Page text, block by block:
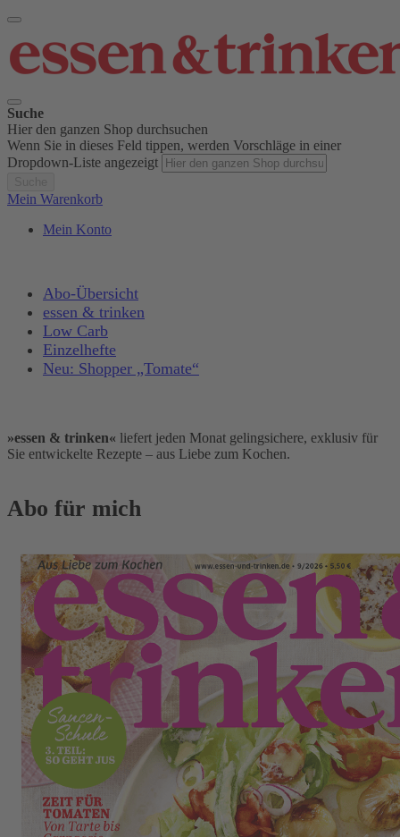
Suche
Hier den ganzen Shop durchsuchen
Wenn Sie in dieses Feld tippen, werden Vorschläge in einer
Dropdown-Liste angezeigt
Mein Warenkorb
Mein Konto
Abo-Übersicht
essen & trinken
Low Carb
Einzelhefte
Neu: Shopper „Tomate“
»essen & trinken« liefert jeden Monat gelingsichere, exklusiv für
Sie entwickelte Rezepte – aus Liebe zum Kochen.
Abo für mich